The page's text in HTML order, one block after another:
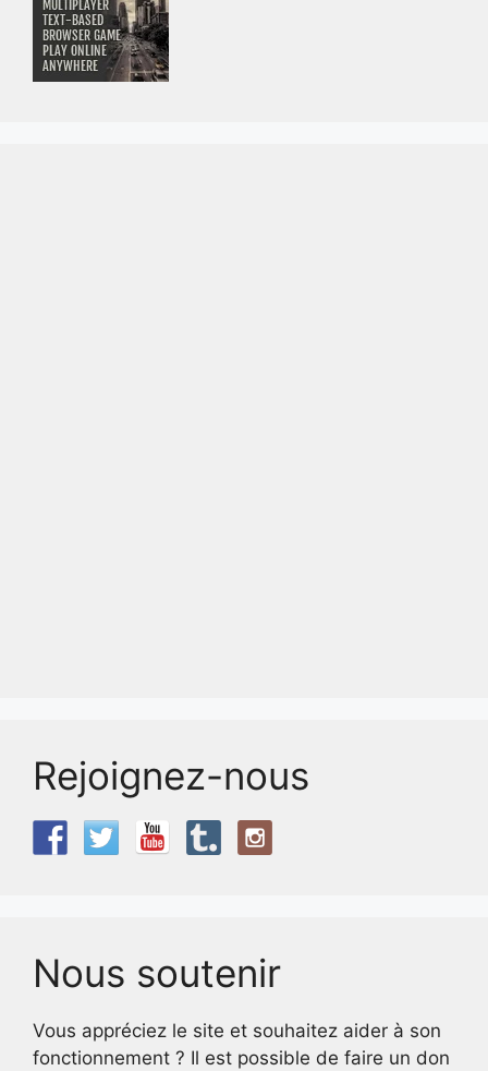
Rejoignez-nous
Nous soutenir
Vous appréciez le site et souhaitez aider à son
fonctionnement ? Il est possible de faire un don